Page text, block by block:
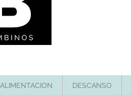
ALIMENTACION DESCANSO